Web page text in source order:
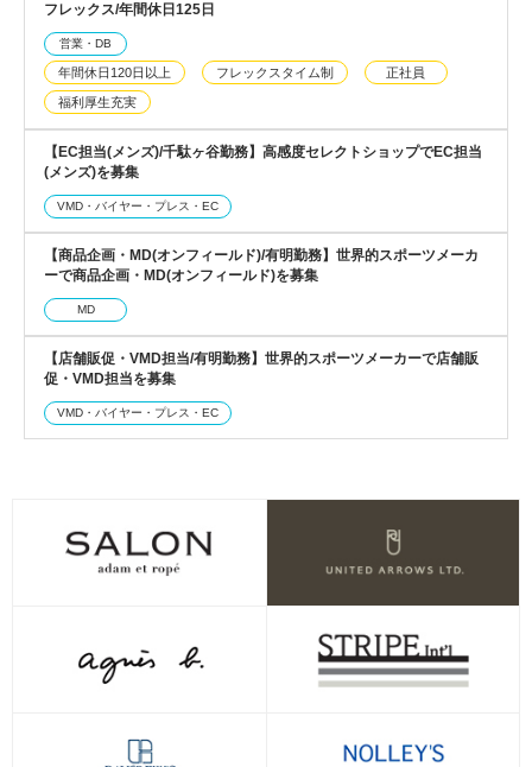
フレックス/年間休日125日
営業・DB
年間休日120日以上 フレックスタイム制 正社員
福利厚生充実
【EC担当(メンズ)/千駄ヶ谷勤務】高感度セレクトショップでEC担当
(メンズ)を募集
VMD・バイヤー・プレス・EC
【商品企画・MD(オンフィールド)/有明勤務】世界的スポーツメーカ
ーで商品企画・MD(オンフィールド)を募集
MD
【店舗販促・VMD担当/有明勤務】世界的スポーツメーカーで店舗販
促・VMD担当を募集
VMD・バイヤー・プレス・EC